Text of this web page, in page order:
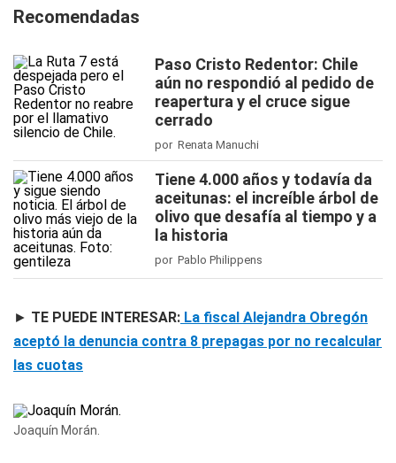
Recomendadas
Paso Cristo Redentor: Chile
aún no respondió al pedido de
reapertura y el cruce sigue
cerrado
por Renata Manuchi
Tiene 4.000 años y todavía da
aceitunas: el increíble árbol de
olivo que desafía al tiempo y a
la historia
por Pablo Philippens
► TE PUEDE INTERESAR: La fiscal Alejandra Obregón
aceptó la denuncia contra 8 prepagas por no recalcular
las cuotas
Joaquín Morán.